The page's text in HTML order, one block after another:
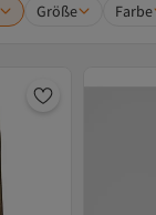
Größe Farbe